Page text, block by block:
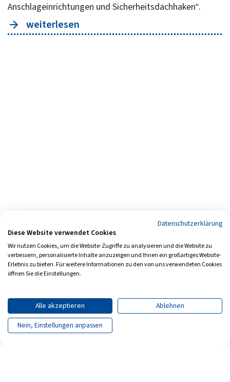
Anschlageinrichtungen und Sicherheitsdachhaken“.
weiterlesen
Datenschutzerklärung
Diese Website verwendet Cookies
Wir nutzen Cookies, um die Website-Zugriffe zu analysieren und die Website zu
verbessern, personalisierte Inhalte anzuzeigen und Ihnen ein großartiges Website-
Erlebnis zu bieten. Für weitere Informationen zu den von uns verwendeten Cookies
öffnen Sie die Einstellungen.
Alle akzeptieren
Ablehnen
Nein, Einstellungen anpassen